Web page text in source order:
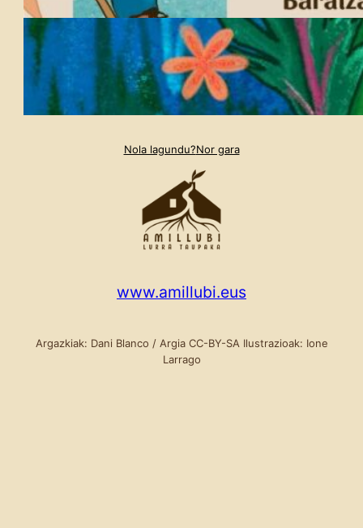
Nola lagundu?Nor gara
www.amillubi.eus
Argazkiak: Dani Blanco / Argia CC-BY-SA Ilustrazioak: Ione
Larrago